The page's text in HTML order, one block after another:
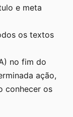
e meta
os textos
no fim do
ação,
conhecer os